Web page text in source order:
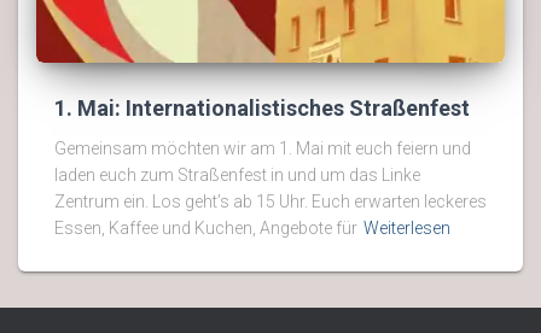
1. Mai: Internationalistisches Straßenfest
Gemeinsam möchten wir am 1. Mai mit euch feiern und
laden euch zum Straßenfest in und um das Linke
Zentrum ein. Los geht’s ab 15 Uhr. Euch erwarten leckeres
Essen, Kaffee und Kuchen, Angebote für Weiterlesen